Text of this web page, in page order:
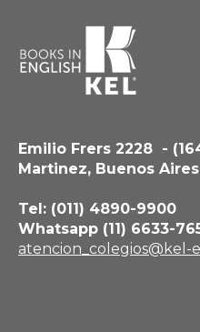
Emilio Frers 2228 -
Martinez, Buenos Aires
Tel: (011) 4890-9900
Whatsapp (11) 6633-
atencion_colegios@kel-